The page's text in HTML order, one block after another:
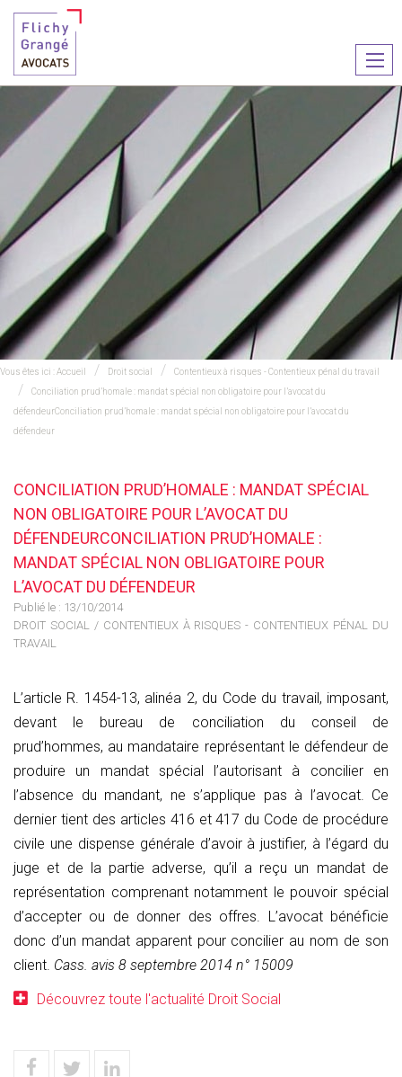
le
Vous êtes ici :Accueil Droit social
Contentieux à risques - Contentieux pénal du travail
Conciliation prud’homale : mandat spécial non obligatoire pour l’avocat du
défendeurConciliation prud’homale : mandat spécial non obligatoire pour l’avocat du
défendeur
CONCILIATION PRUD’HOMALE : MANDAT SPÉCIAL
NON OBLIGATOIRE POUR L’AVOCAT DU
DÉFENDEURCONCILIATION PRUD’HOMALE :
MANDAT SPÉCIAL NON OBLIGATOIRE POUR
L’AVOCAT DU DÉFENDEUR
Publié le : 13/10/2014
DROIT SOCIAL/ CONTENTIEUX À RISQUES - CONTENTIEUX PÉNAL DU
TRAVAIL
L’article R. 1454-13, alinéa 2, du Code du travail, imposant,
devant le bureau de conciliation du conseil de
prud’hommes, au mandataire représentant le défendeur de
produire un mandat spécial l’autorisant à concilier en
l’absence du mandant, ne s’applique pas à l’avocat. Ce
dernier tient des articles 416 et 417 du Code de procédure
civile une dispense générale d’avoir à justifier, à l’égard du
juge et de la partie adverse, qu’il a reçu un mandat de
représentation comprenant notamment le pouvoir spécial
d’accepter ou de donner des offres. L’avocat bénéficie
donc d’un mandat apparent pour concilier au nom de son
client. Cass. avis 8 septembre 2014 n° 15009
Découvrez toute l'actualité Droit Social